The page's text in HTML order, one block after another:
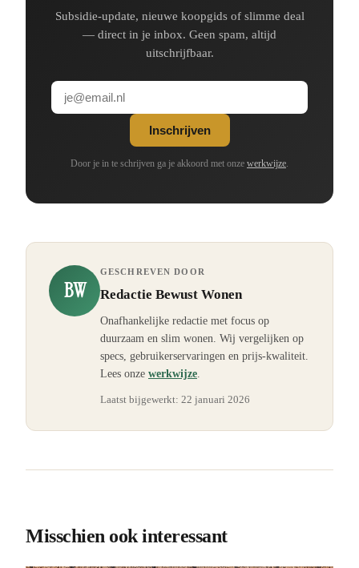
Subsidie-update, nieuwe koopgids of slimme deal
— direct in je inbox. Geen spam, altijd
uitschrijfbaar.
Inschrijven
Door je in te schrijven ga je akkoord met onze werkwijze.
BW
GESCHREVEN DOOR
Redactie Bewust Wonen
Onafhankelijke redactie met focus op
duurzaam en slim wonen. Wij vergelijken op
specs, gebruikerservaringen en prijs-kwaliteit.
Lees onze werkwijze
Laatst bijgewerkt: 22 januari 2026
Misschien ook interessant